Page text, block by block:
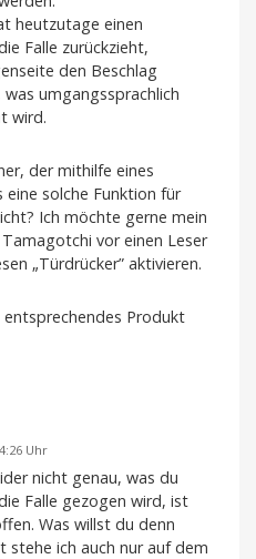
heutzutage einen
Falle zurückzieht,
den Beschlag
umgangssprachlich
wird.
der mithilfe eines
solche Funktion für
Ich möchte gerne mein
vor einen Leser
„Türdrücker” aktivieren.
Produkt
Uhr
nicht genau, was du
Falle gezogen wird, ist
Was willst du denn
stehe ich auch nur auf dem